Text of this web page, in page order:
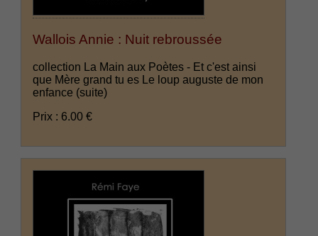
Wallois Annie : Nuit rebroussée
collection La Main aux Poètes - Et c'est ainsi
que Mère grand tu es Le loup auguste de mon
enfance (suite)
Prix : 6.00 €